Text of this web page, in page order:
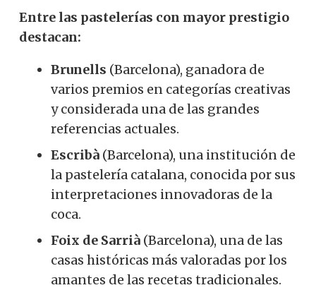
Entre las pastelerías con mayor prestigio
destacan:
Brunells (Barcelona), ganadora de
varios premios en categorías creativas
y considerada una de las grandes
referencias actuales.
Escribà (Barcelona), una institución de
la pastelería catalana, conocida por sus
interpretaciones innovadoras de la
coca.
Foix de Sarrià (Barcelona), una de las
casas históricas más valoradas por los
amantes de las recetas tradicionales.